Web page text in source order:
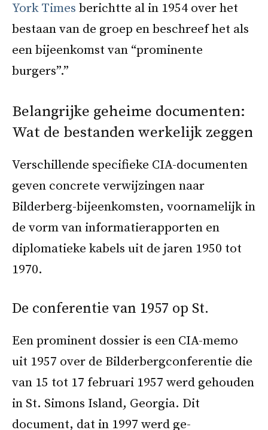
York Times berichtte al in 1954 over het
bestaan van de groep en beschreef het als
een bijeenkomst van “prominente
burgers”.”
Belangrijke geheime documenten:
Wat de bestanden werkelijk zeggen
Verschillende specifieke CIA-documenten
geven concrete verwijzingen naar
Bilderberg-bijeenkomsten, voornamelijk in
de vorm van informatierapporten en
diplomatieke kabels uit de jaren 1950 tot
1970.
De conferentie van 1957 op St.
Een prominent dossier is een CIA-memo
uit 1957 over de Bilderbergconferentie die
van 15 tot 17 februari 1957 werd gehouden
in St. Simons Island, Georgia. Dit
document, dat in 1997 werd ge-